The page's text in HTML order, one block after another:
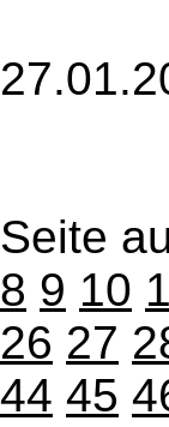
Seite
8 9 10
26 27
44 45